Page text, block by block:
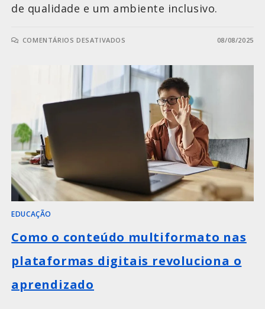
de qualidade e um ambiente inclusivo.
COMENTÁRIOS DESATIVADOS 08/08/2025
EDUCAÇÃO
Como o conteúdo multiformato nas
plataformas digitais revoluciona o
aprendizado